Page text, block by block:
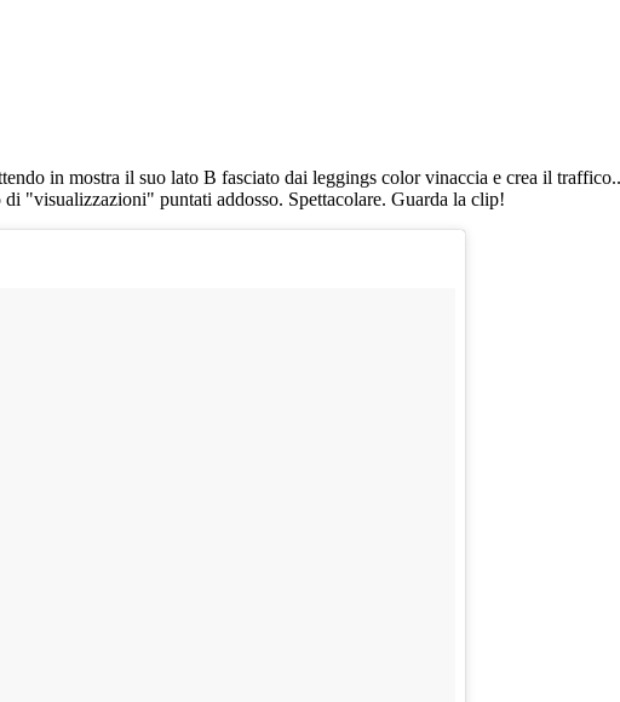
in mostra il suo lato B fasciato dai leggings color vinaccia e crea il
"visualizzazioni" puntati addosso. Spettacolare. Guarda la clip!